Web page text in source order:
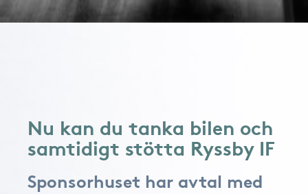
Nu kan du tanka bilen och
samtidigt stötta Ryssby IF
Sponsorhuset har avtal med